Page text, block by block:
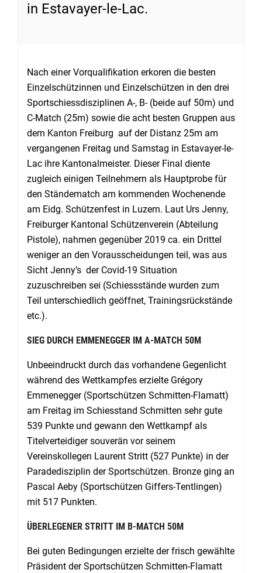
in Estavayer-le-Lac.
Nach einer Vorqualifikation erkoren die besten
Einzelschützinnen und Einzelschützen in den drei
Sportschiessdis­ziplinen A-, B- (beide auf 50m) und
C-Match (25m) sowie die acht besten Gruppen aus
dem Kanton Freiburg auf der Distanz 25m am
vergangenen Freitag und Samstag in Estavayer-le-
Lac ihre Kantonalmeister. Dieser Final diente
zugleich einigen Teilnehmern als Hauptprobe für
den Ständematch am kommenden Wochenende
am Eidg. Schützenfest in Luzern. Laut Urs Jenny,
Freiburger Kantonal Schützenverein (Abteilung
Pistole), nahmen gegenüber 2019 ca. ein Drittel
weniger an den Vorausscheidungen teil, was aus
Sicht Jenny’s der Covid-19 Situation
zuzuschreiben sei (Schiessstände wurden zum
Teil unterschiedlich geöffnet, Trainingsrückstände
etc.).
SIEG DURCH EMMENEGGER IM A-MATCH 50M
Unbeeindruckt durch das vorhandene Gegenlicht
während des Wettkampfes erzielte Grégory
Emmenegger (Sportschützen Schmitten-Flamatt)
am Freitag im Schiesstand Schmitten sehr gute
539 Punkte und gewann den Wettkampf als
Titelverteidiger souverän vor seinem
Vereinskollegen Laurent Stritt (527 Punkte) in der
Paradedisziplin der Sportschützen. Bronze ging an
Pascal Aeby (Sportschützen Giffers-Tentlingen)
mit 517 Punkten.
ÜBERLEGENER STRITT IM B-MATCH 50M
Bei guten Bedingungen erzielte der frisch gewählte
Präsident der Sportschützen Schmitten-Flamatt